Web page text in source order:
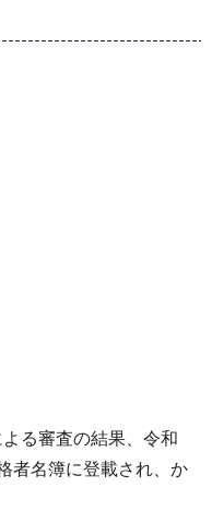
る審査の結果、令和
者名簿に登載され、か